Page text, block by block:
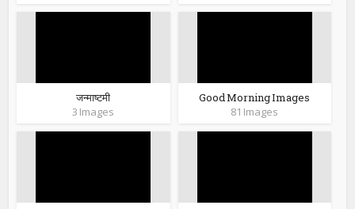
जन्माष्टमी
3 Images
Good Morning Images
81 Images